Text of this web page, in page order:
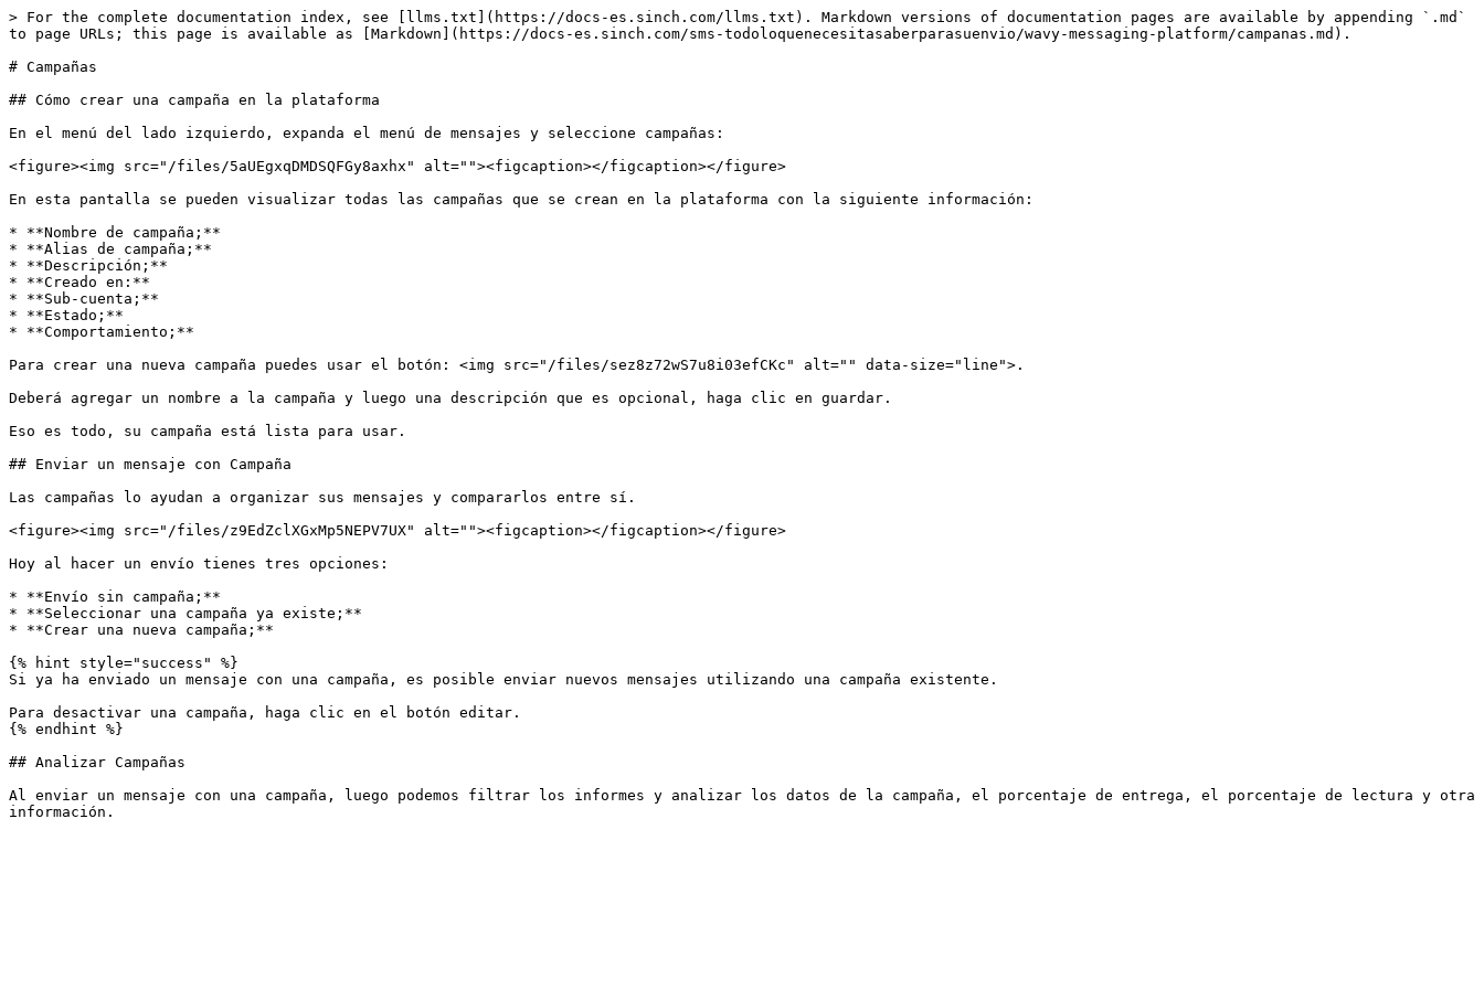
> For the complete documentation index, see [llms.txt](https://docs-es.sinch.com/llms.txt). Markdown versions of documentation pages are available by appending `.md`
to page URLs; this page is available as [Markdown](https://docs-es.sinch.com/sms-todoloquenecesitasaberparasuenvio/wavy-messaging-platform/campanas.md).
# Campañas
## Cómo crear una campaña en la plataforma
En el menú del lado izquierdo, expanda el menú de mensajes y seleccione campañas:
<figure><img src="/files/5aUEgxqDMDSQFGy8axhx" alt=""><figcaption></figcaption></figure>
En esta pantalla se pueden visualizar todas las campañas que se crean en la plataforma con la siguiente información:
* **Nombre de campaña;**
* **Alias ​​de campaña;**
* **Descripción;**
* **Creado en:**
* **Sub-cuenta;**
* **Estado;**
* **Comportamiento;**
Para crear una nueva campaña puedes usar el botón: <img src="/files/sez8z72wS7u8i03efCKc" alt="" data-size="line">.
Deberá agregar un nombre a la campaña y luego una descripción que es opcional, haga clic en guardar.
Eso es todo, su campaña está lista para usar.
## Enviar un mensaje con Campaña
Las campañas lo ayudan a organizar sus mensajes y compararlos entre sí.
<figure><img src="/files/z9EdZclXGxMp5NEPV7UX" alt=""><figcaption></figcaption></figure>
Hoy al hacer un envío tienes tres opciones:
* **Envío sin campaña;**
* **Seleccionar una campaña ya existe;**
* **Crear una nueva campaña;**
{% hint style="success" %}
Si ya ha enviado un mensaje con una campaña, es posible enviar nuevos mensajes utilizando una campaña existente.
Para desactivar una campaña, haga clic en el botón editar.
{% endhint %}
## Analizar Campañas
Al enviar un mensaje con una campaña, luego podemos filtrar los informes y analizar los datos de la campaña, el porcentaje de entrega, el porcentaje de lectura y otra